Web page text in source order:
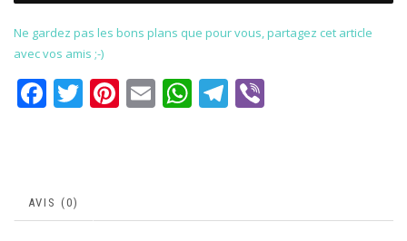
Ne gardez pas les bons plans que pour vous, partagez cet article
avec vos amis ;-)
Facebook
Twitter
Pinterest
EmailWhatsApp
Telegram
AVIS (0)